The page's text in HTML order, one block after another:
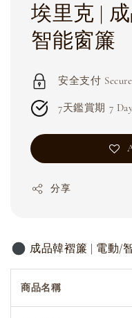
埃里克 |
智能窗簾
安全支付
7天鑑賞期 7
分享
成品韓褶簾 | 電動/
商品名稱